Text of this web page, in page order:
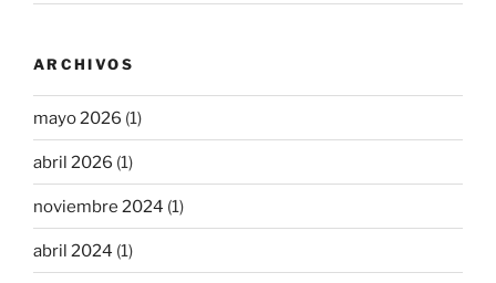
ARCHIVOS
mayo 2026 (1)
abril 2026 (1)
noviembre 2024 (1)
abril 2024 (1)